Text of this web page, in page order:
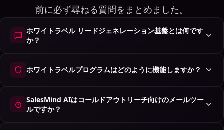
前に必ず尋ねる質問をまとめました。
ホワイトラベル リードジェネレーション基盤とは何です
か？
ホワイトラベルプログラムはどのように機能しますか？
SalesMind AIはコールドアウトリーチ向けのメールツー
ルですか？